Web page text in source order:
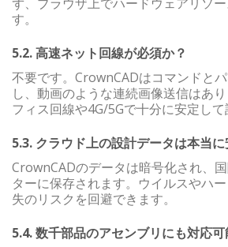
ず、ブラウザ上でハードウェアリソ
す。
5.2. 高速ネット回線が必須か？
不要です。CrownCADはコマンドと
し、動画のような連続画像送信はあ
フィス回線や4G/5Gで十分に安定して
5.3. クラウド上の設計データは本当に
CrownCADのデータは暗号化され、
ターに保存されます。ウイルスやハ
失のリスクを回避できます。
5.4. 数千部品のアセンブリにも対応可